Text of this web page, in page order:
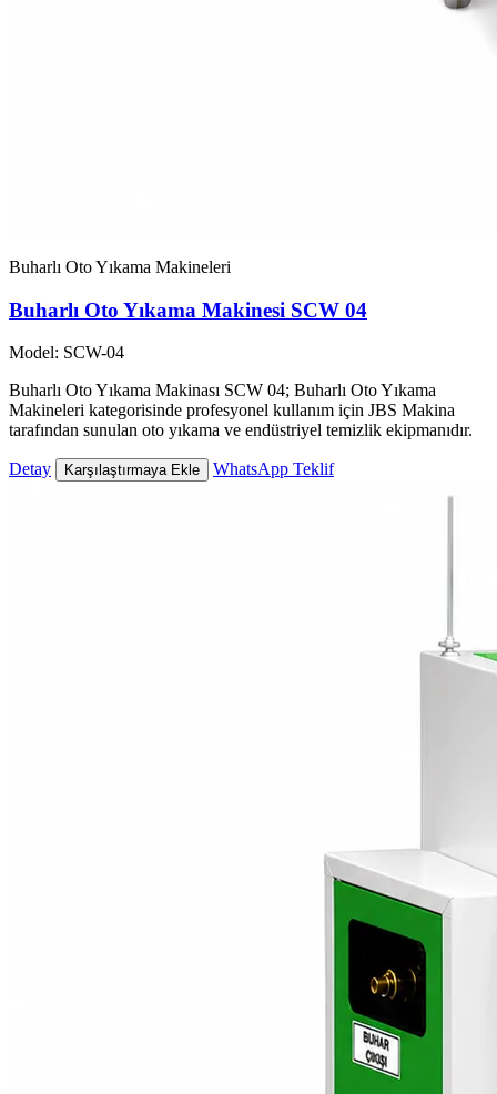
Buharlı Oto Yıkama Makineleri
Buharlı Oto Yıkama Makinesi SCW 04
Model: SCW-04
Buharlı Oto Yıkama Makinası SCW 04; Buharlı Oto Yıkama
Makineleri kategorisinde profesyonel kullanım için JBS Makina
tarafından sunulan oto yıkama ve endüstriyel temizlik ekipmanıdır.
Detay Karşılaştırmaya Ekle WhatsApp Teklif